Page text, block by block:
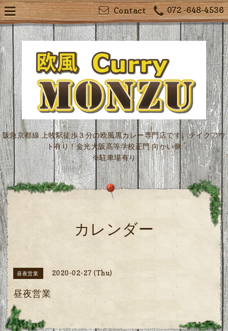
072 -648-4536
Contact
阪急京都線 上牧駅徒歩３分の欧風黒カレー専門店です。テイクアウ
ト有り！金光大阪高等学校正門 向かい側
※駐車場有り
カレンダー
昼夜営業 2020-02-27 (Thu)
昼夜営業